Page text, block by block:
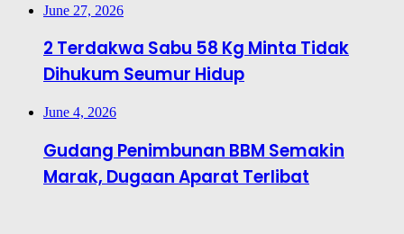
June 27, 2026
2 Terdakwa Sabu 58 Kg Minta Tidak
Dihukum Seumur Hidup
June 4, 2026
Gudang Penimbunan BBM Semakin
Marak, Dugaan Aparat Terlibat